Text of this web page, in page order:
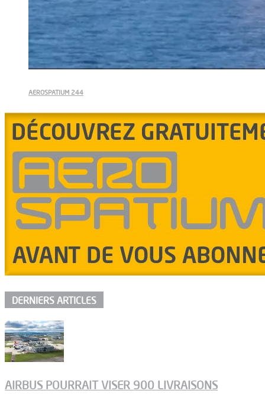
AEROSPATIUM 244
DERNIERS ARTICLES
AIRBUS POURRAIT VISER 900 LIVRAISONS